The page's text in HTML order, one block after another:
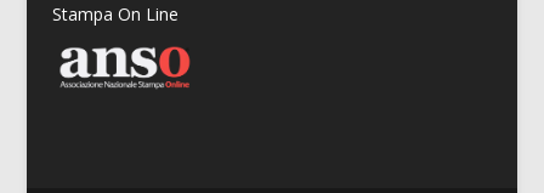
Stampa On Line